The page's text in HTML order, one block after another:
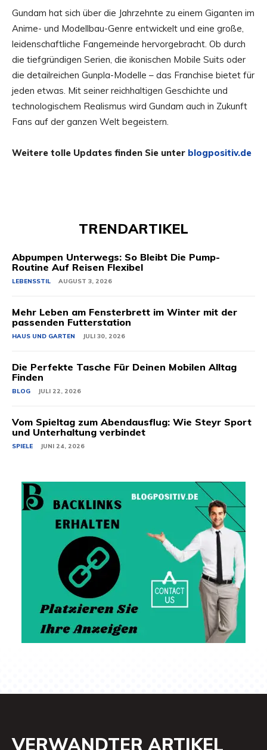
Gundam hat sich über die Jahrzehnte zu einem Giganten im
Anime- und Modellbau-Genre entwickelt und eine große,
leidenschaftliche Fangemeinde hervorgebracht. Ob durch
die tiefgründigen Serien, die ikonischen Mobile Suits oder
die detailreichen Gunpla-Modelle – das Franchise bietet für
jeden etwas. Mit seiner reichhaltigen Geschichte und
technologischem Realismus wird Gundam auch in Zukunft
Fans auf der ganzen Welt begeistern.
Weitere tolle Updates finden Sie unter blogpositiv.de
TRENDARTIKEL
Abpumpen Unterwegs: So Bleibt Die Pump-
Routine Auf Reisen Flexibel
LEBENSSTIL AUGUST 3, 2026
Mehr Leben am Fensterbrett im Winter mit der
passenden Futterstation
HAUS UND GARTEN JULI 30, 2026
Die Perfekte Tasche Für Deinen Mobilen Alltag
Finden
BLOG JULI 22, 2026
Vom Spieltag zum Abendausflug: Wie Steyr Sport
und Unterhaltung verbindet
SPIELE JUNI 24, 2026
VERWANDTER ARTIKEL